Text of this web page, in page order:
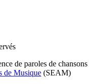
de paroles de chansons
de Musique (SEAM)